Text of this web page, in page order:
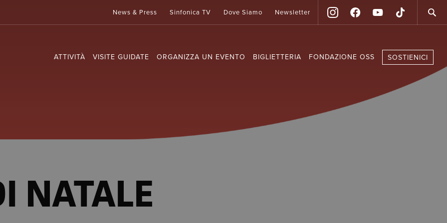
ATTIVITÀ VISITE GUIDATE ORGANIZZA UN EVENTO BIGLIETTERIA FONDAZIONE OSS SOSTIENICI
News & Press Sinfonica TV Dove Siamo Newsletter
NATALE